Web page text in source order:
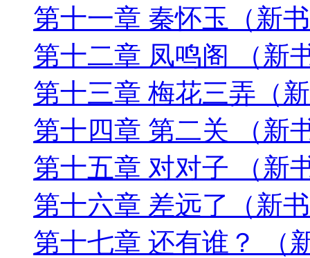
第十一章 秦怀玉（新
第十二章 凤鸣阁 （新
第十三章 梅花三弄（
第十四章 第二关 （新
第十五章 对对子 （新
第十六章 差远了（新
第十七章 还有谁？ （